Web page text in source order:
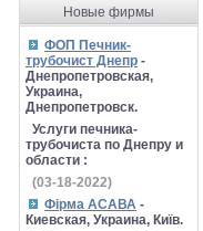
Новые фирмы
ФОП Печник-
трубочист Днепр -
Днепропетровская,
Украина,
Днепропетровск.
Услуги печника-
трубочиста по Днепру и
области :
(03-18-2022)
Фірма АСАВА -
Киевская, Украина, Київ.